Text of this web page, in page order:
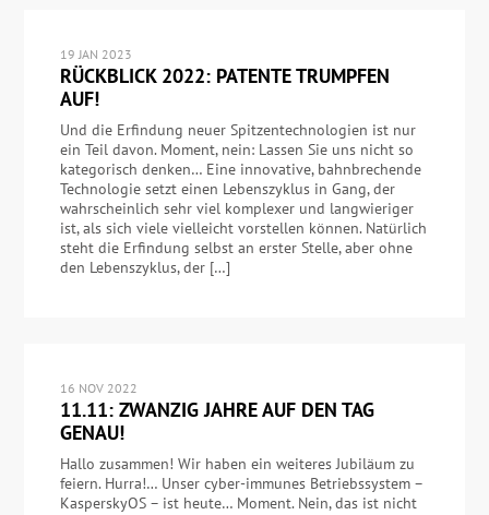
19 JAN 2023
RÜCKBLICK 2022: PATENTE TRUMPFEN
AUF!
Und die Erfindung neuer Spitzentechnologien ist nur
ein Teil davon. Moment, nein: Lassen Sie uns nicht so
kategorisch denken… Eine innovative, bahnbrechende
Technologie setzt einen Lebenszyklus in Gang, der
wahrscheinlich sehr viel komplexer und langwieriger
ist, als sich viele vielleicht vorstellen können. Natürlich
steht die Erfindung selbst an erster Stelle, aber ohne
den Lebenszyklus, der […]
16 NOV 2022
11.11: ZWANZIG JAHRE AUF DEN TAG
GENAU!
Hallo zusammen! Wir haben ein weiteres Jubiläum zu
feiern. Hurra!… Unser cyber-immunes Betriebssystem –
KasperskyOS – ist heute… Moment. Nein, das ist nicht